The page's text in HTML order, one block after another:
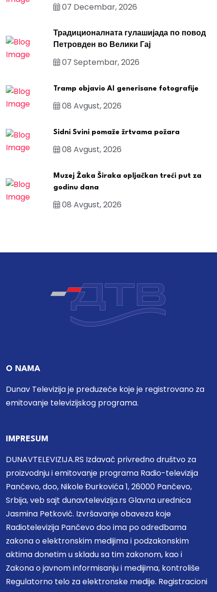
07 Decembar, 2026
Традиционалната гулашијада по повод
Петровден во Велики Гај
07 Septembar, 2026
Tramp objavio AI generisane fotografije
08 Avgust, 2026
Sidni Svini pomaže žrtvama požara
08 Avgust, 2026
Muzej Žaka Širaka opljačkan treći put za
godinu dana
08 Avgust, 2026
O NAMA
Dunav Televizija je preduzeće koje je registrovano za
emitovanje televizijskog programa.
IMPRESUM
DUNAVTELEVIZIJA.RS Izdavač privredno društvo za
proizvodnju i emitovanje programa Radio-televizija
Pančevo, doo, Nikole Đurkovića 1, 26000 Pančevo,
Srbija, veb sajt dunavtelevizija.rs Glavna urednica
Jasmina Petković. Izvršavanje obaveza koje
Radiotelevizija Pančevo doo ima po odredbama
zakona o elektronskim medijima i podzakonskim
aktima donetim u skladu sa tim zakonom, kao i
Zakona o javnom informisanju i medijima, kontroliše
Regulatorno telo za elektronske medije. Registracioni